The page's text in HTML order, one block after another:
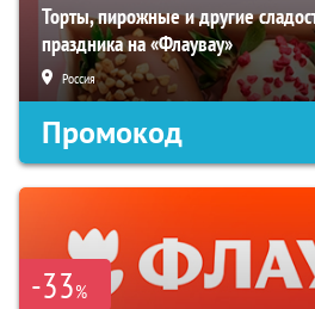
Торты, пирожные и другие
праздника на «Флаувау»
Россия
Промокод
-33%